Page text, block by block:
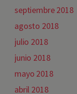
septiembre 2018
agosto 2018
julio 2018
junio 2018
mayo 2018
abril 2018